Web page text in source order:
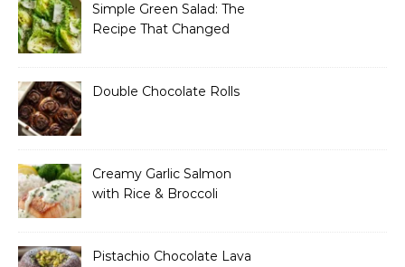
Simple Green Salad: The
Recipe That Changed
Double Chocolate Rolls
Creamy Garlic Salmon
with Rice & Broccoli
Pistachio Chocolate Lava